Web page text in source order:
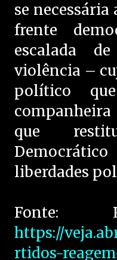
se
frente
escalada
violência –
político
que
liberdades
Fonte:
https://
rtidos-